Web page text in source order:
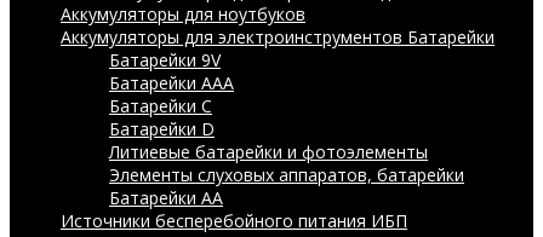
Аккумуляторы для ноутбуков
Аккумуляторы для электроинструментов Батарейки
Батарейки 9V
Батарейки AAA
Батарейки C
Батарейки D
Литиевые батарейки и фотоэлементы
Элементы слуховых аппаратов, батарейки
Батарейки AA
Источники бесперебойного питания ИБП